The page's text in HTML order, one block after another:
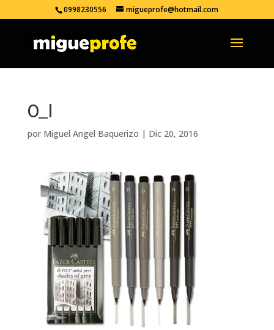
0998230556 migueprofe@hotmail.com
0_l
por Miguel Angel Baquerizo | Dic 20, 2016